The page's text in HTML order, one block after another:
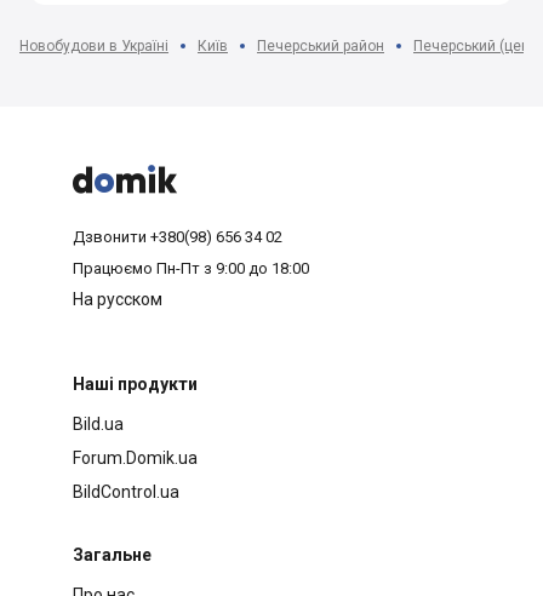
Новобудови в Україні Київ Печерський район Печерський



Дзвонити +380(98) 656 34 02
Працюємо Пн-Пт з 9:00 до 18:00
На русском
Наші продукти
Bild.ua
Forum.Domik.ua
BildControl.ua
Загальне